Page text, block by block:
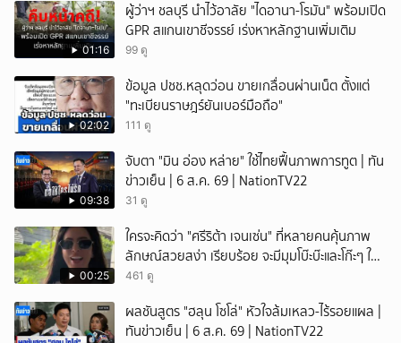
01:16
ผู้ว่าฯ ชลบุรี นำไว้อาลัย "ไดอานา-โรมัน" พร้อมเปิด
GPR สแกนเขาชีจรรย์ เร่งหาหลักฐานเพิ่มเติม
99 ดู
02:02
ข้อมูล ปชช.หลุดว่อน ขายเกลื่อนผ่านเน็ต ตั้งแต่
"ทะเบียนราษฎร์ยันเบอร์มือถือ"
111 ดู
09:38
จับตา "มิน อ่อง หล่าย" ใช้ไทยฟื้นภาพการทูต | ทัน
ข่าวเย็น | 6 ส.ค. 69 | NationTV22
31 ดู
00:25
ใครจะคิดว่า "ศรีริต้า เจนเซ่น" ที่หลายคนคุ้นภาพ
ลักษณ์สวยสง่า เรียบร้อย จะมีมุมโบ๊ะบ๊ะและโก๊ะๆ ให้
ได้อมยิ้มเหมือนกัน งานนี้ทำเอาแฟนๆ ทั้งเอ็นดูทั้ง
461 ดู
ผลชันสูตร "ฮลุน โซโล่" หัวใจล้มเหลว-ไร้รอยแผล |
ทันข่าวเย็น | 6 ส.ค. 69 | NationTV22